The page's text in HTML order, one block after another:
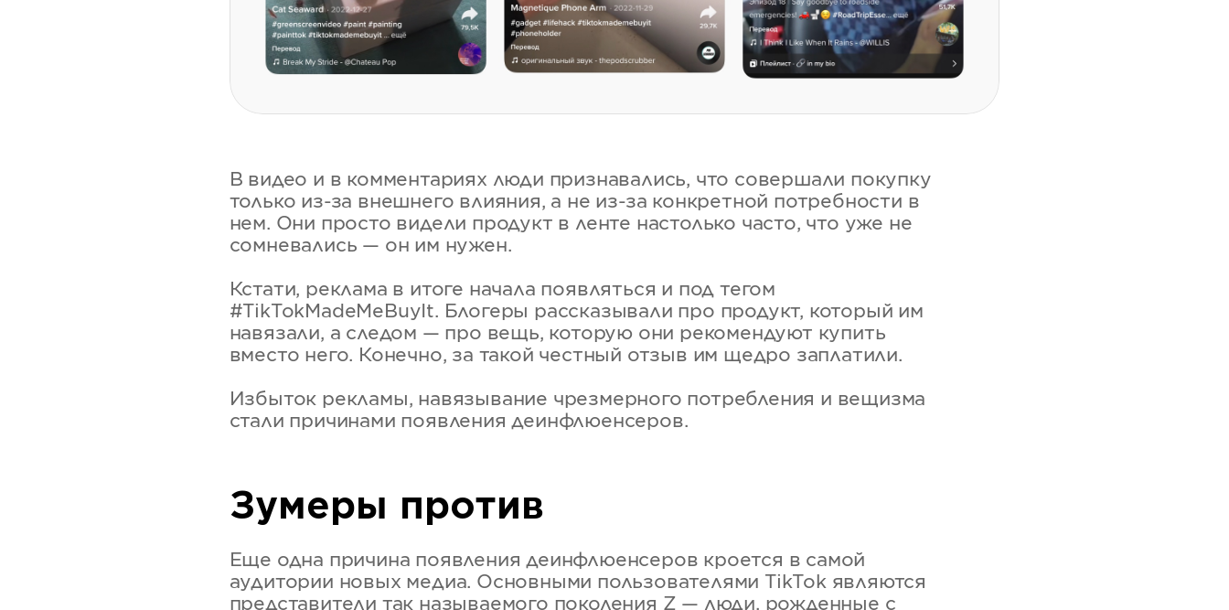
В видео и в комментариях люди признавались, что совершали покупку
только из-за внешнего влияния, а не из-за конкретной потребности в
нем. Они просто видели продукт в ленте настолько часто, что уже не
сомневались — он им нужен.
Кстати, реклама в итоге начала появляться и под тегом
#TikTokMadeMeBuyIt. Блогеры рассказывали про продукт, который им
навязали, а следом — про вещь, которую они рекомендуют купить
вместо него. Конечно, за такой честный отзыв им щедро заплатили.
Избыток рекламы, навязывание чрезмерного потребления и вещизма
стали причинами появления деинфлюенсеров.
Зумеры против
Еще одна причина появления деинфлюенсеров кроется в самой
аудитории новых медиа. Основными пользователями TikTok являются
представители так называемого поколения Z — люди, рожденные с